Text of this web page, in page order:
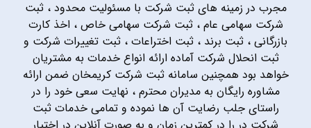
مجرب در زمینه های ثبت شرکت با مسئولیت محدود ، ثبت
شرکت سهامی عام ، ثبت شرکت سهامی خاص ، اخذ کارت
بازرگانی ، ثبت برند ، ثبت اختراعات ، ثبت تغییرات شرکت و
ثبت انحلال شرکت آماده ارائه انواع خدمات به مشتریان
خواهد بود همچنین سامانه ثبت شرکت کریمخان ضمن ارائه
مشاوره رایگان به مدیران محترم ، نهایت سعی خود را در
راستای جلب رضایت آن ها نموده و تمامی خدمات ثبت